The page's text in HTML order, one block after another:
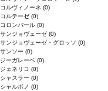
コルヴィノーネ (0)
コルテーゼ (0)
コロンバール (0)
サンジョヴェーゼ (0)
サンジョヴェーゼ・グロッソ (0)
サンソー (0)
ジーガレーベ (0)
ジェネリコ (0)
シャスラー (0)
シャルボノ (0)